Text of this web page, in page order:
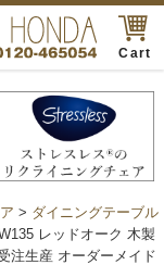
Cart
> ダイニングテーブル
レッドオーク 木製
注生産 オーダーメイド